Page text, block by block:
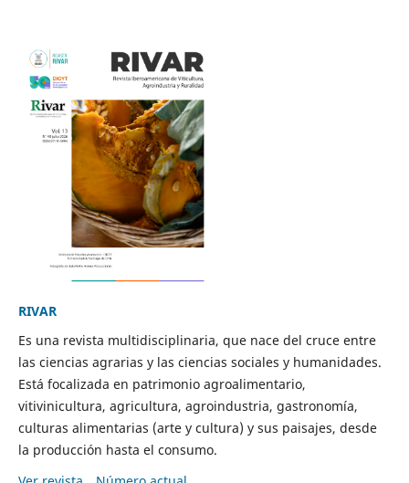
RIVAR
Es una revista multidisciplinaria, que nace del cruce entre
las ciencias agrarias y las ciencias sociales y humanidades.
Está focalizada en patrimonio agroalimentario,
vitivinicultura, agricultura, agroindustria, gastronomía,
culturas alimentarias (arte y cultura) y sus paisajes, desde
la producción hasta el consumo.